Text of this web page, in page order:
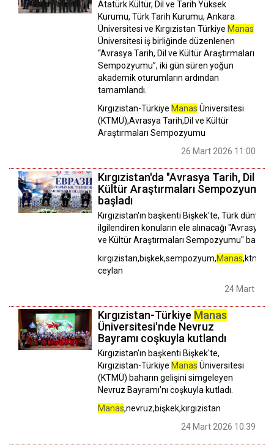
Atatürk Kültür, Dil ve Tarih Yüksek
Kurumu, Türk Tarih Kurumu, Ankara
Üniversitesi ve Kırgızistan Türkiye Manas
Üniversitesi iş birliğinde düzenlenen
“Avrasya Tarih, Dil ve Kültür Araştırmaları
Sempozyumu”, iki gün süren yoğun
akademik oturumların ardından
tamamlandı.
Kırgızistan-Türkiye Manas Üniversitesi
(KTMÜ),Avrasya Tarih,Dil ve Kültür
Araştırmaları Sempozyumu
26 Mart 2026 11:00
Kırgızistan'da "Avrasya Tarih, Dil ve
Kültür Araştırmaları Sempozyumu"
başladı
Kırgızistan'ın başkenti Bişkek'te, Türk
ilgilendiren konuların ele alınacağı "Avrasya
ve Kültür Araştırmaları Sempozyumu"
kırgızistan,bişkek,sempozyum,Manas
ceylan
24 Mart
Kırgızistan-Türkiye Manas
Üniversitesi'nde Nevruz
Bayramı coşkuyla kutlandı
Kırgızistan'ın başkenti Bişkek'te,
Kırgızistan-Türkiye Manas Üniversitesi
(KTMÜ) baharın gelişini simgeleyen
Nevruz Bayramı'nı coşkuyla kutladı.
Manas,nevruz,bişkek,kırgızistan
24 Mart 2026 10:39